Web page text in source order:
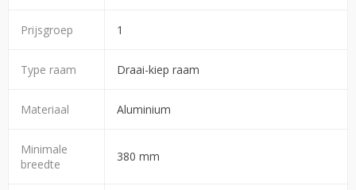
Prijsgroep 1
Type raam Draai-kiep raam
Materiaal Aluminium
Minimale
breedte
380 mm